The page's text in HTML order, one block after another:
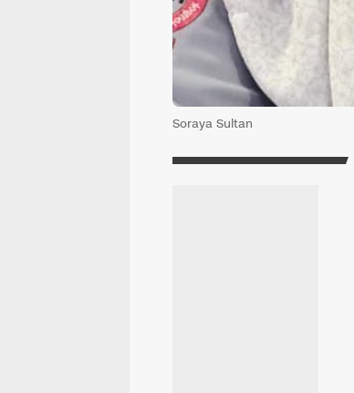
Soraya Sultan